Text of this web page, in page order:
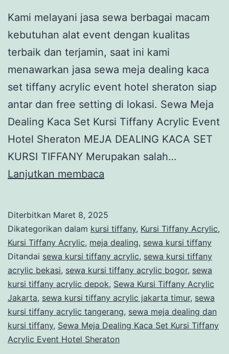
Kami melayani jasa sewa berbagai macam
kebutuhan alat event dengan kualitas
terbaik dan terjamin, saat ini kami
menawarkan jasa sewa meja dealing kaca
set tiffany acrylic event hotel sheraton siap
antar dan free setting di lokasi. Sewa Meja
Dealing Kaca Set Kursi Tiffany Acrylic Event
Hotel Sheraton MEJA DEALING KACA SET
KURSI TIFFANY Merupakan salah…
Lanjutkan membaca
Kaca
Set
Kursi
Tiffany
Acrylic
Event
Hotel
Sheraton
Diterbitkan Maret 8, 2025
Dikategorikan dalam kursi tiffany, Kursi Tiffany Acrylic,
Kursi Tiffany Acrylic, meja dealing, sewa kursi tiffany
Ditandai sewa kursi tiffany acrylic, sewa kursi tiffany
acrylic bekasi, sewa kursi tiffany acrylic bogor, sewa
kursi tiffany acrylic depok, Sewa Kursi Tiffany Acrylic
Jakarta, sewa kursi tiffany acrylic jakarta timur, sewa
kursi tiffany acrylic tangerang, sewa meja dealing dan
kursi tiffany, Sewa Meja Dealing Kaca Set Kursi Tiffany
Acrylic Event Hotel Sheraton